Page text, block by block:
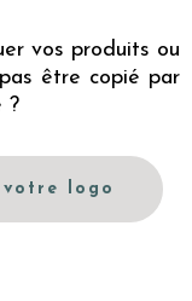
vos produits ou
être copié par
?
logo